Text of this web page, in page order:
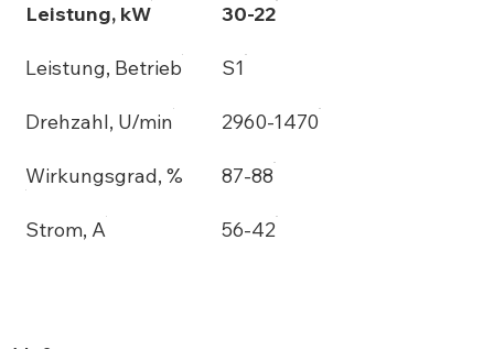
Leistung, kW 30-22
Leistung, Betrieb S1
Drehzahl, U/min 2960-1470
Wirkungsgrad, % 87-88
Strom, A 56-42